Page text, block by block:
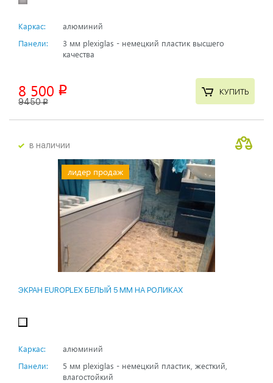
Каркас:
алюминий
Панели:
3 мм plexiglas - немецкий пластик высшего
качества
8 500 p
9450p
КУПИТЬ
в наличии
лидер продаж
ЭКРАН EUROPLEX БЕЛЫЙ 5 ММ НА РОЛИКАХ
Каркас:
алюминий
Панели:
5 мм plexiglas - немецкий пластик, жесткий,
влагостойкий